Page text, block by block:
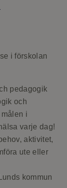
i förskolan
pedagogik
och
i
varje dag!
aktivitet,
ute eller
kommun